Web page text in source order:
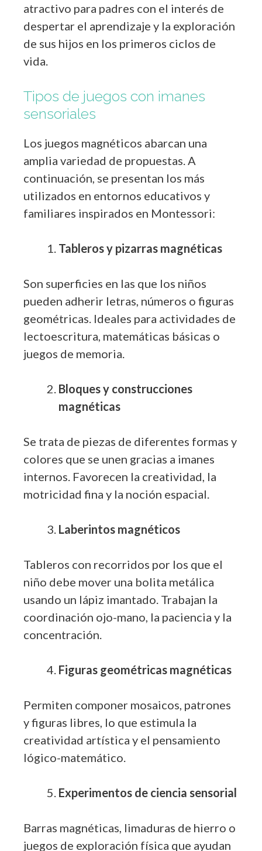
atractivo para padres con el interés de
despertar el aprendizaje y la exploración
de sus hijos en los primeros ciclos de
vida.
Tipos de juegos con imanes
sensoriales
Los juegos magnéticos abarcan una
amplia variedad de propuestas. A
continuación, se presentan los más
utilizados en entornos educativos y
familiares inspirados en Montessori:
Tableros y pizarras magnéticas
Son superficies en las que los niños
pueden adherir letras, números o figuras
geométricas. Ideales para actividades de
lectoescritura, matemáticas básicas o
juegos de memoria.
Bloques y construcciones
magnéticas
Se trata de piezas de diferentes formas y
colores que se unen gracias a imanes
internos. Favorecen la creatividad, la
motricidad fina y la noción espacial.
Laberintos magnéticos
Tableros con recorridos por los que el
niño debe mover una bolita metálica
usando un lápiz imantado. Trabajan la
coordinación ojo-mano, la paciencia y la
concentración.
Figuras geométricas magnéticas
Permiten componer mosaicos, patrones
y figuras libres, lo que estimula la
creatividad artística y el pensamiento
lógico-matemático.
Experimentos de ciencia sensorial
Barras magnéticas, limaduras de hierro o
juegos de exploración física que ayudan